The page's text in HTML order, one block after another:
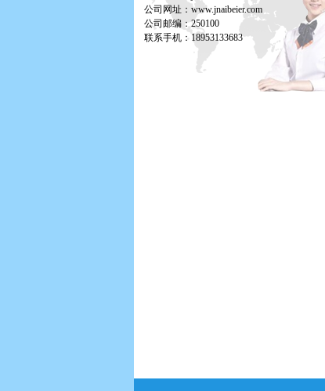
公司网址：www.jnaibeier.com
公司邮编：250100
联系手机：18953133683